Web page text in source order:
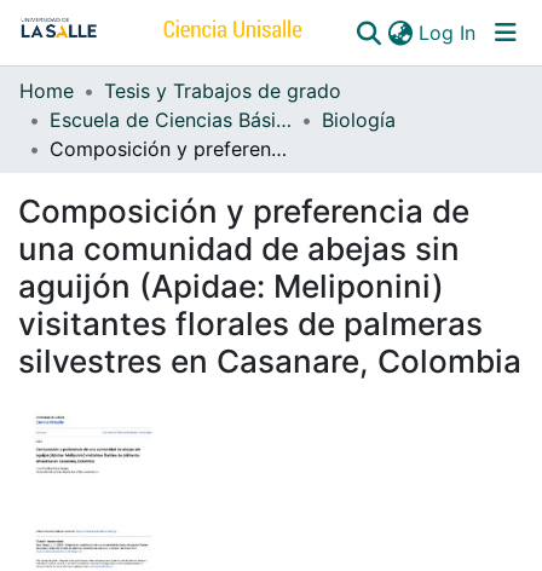
Log In
Communities & Collections
All of DSpace
Home
Tesis y Trabajos de grado
Escuela de Ciencias Básicas y Aplicadas
Biología
Composición y preferencia de una comunidad de abejas sin aguijón (Apidae: Meliponini) visitantes florales de palmeras silvestres en Casanare, Colombia
Composición y preferencia de
una comunidad de abejas sin
aguijón (Apidae: Meliponini)
visitantes florales de palmeras
silvestres en Casanare, Colombia